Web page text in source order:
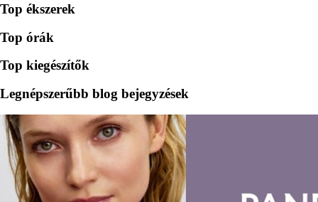
Top ékszerek
Top órák
Top kiegészítők
Legnépszerűbb blog bejegyzések